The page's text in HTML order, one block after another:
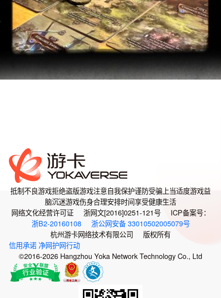
抵制不良游戏拒绝盗版游戏注意自我保护谨防受骗上当适度游戏益
脑沉迷游戏伤身合理安排时间享受健康生活
网络文化经营许可证 浙网文[2016]0251-121号 ICP备案号：
浙B2-20160108
浙公网安备 33010502005079号
杭州游卡网络技术有限公司 版权所有
信用承诺 净网护网行动
©2016-2026 Hangzhou Yoka Network Technology Co., Ltd